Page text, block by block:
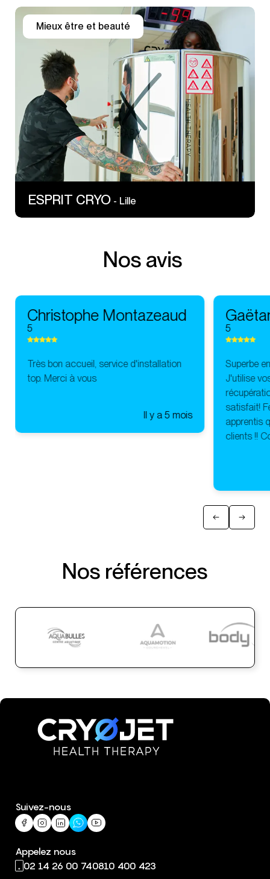
Mieux être et beauté
ESPRIT CRYO - Lille
4 Rue Professeur Langevin BTWIN VILLAGE
59000 Lille
https://espritcryo.fr/
Nos avis
Christophe Montazeaud
5
Très bon accueil, service d'installation
top. Merci à vous
Il y a 5 mois
5
Superbe
J'utilise
satisfait!
apprentis
clients !!
Nos références
Suivez-nous
Appelez nous
02 14 26 00 740810 400 423